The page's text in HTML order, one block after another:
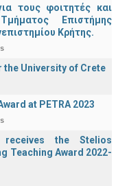
τους φοιτητές και
Επιστήμης
Κρήτης.
University of Crete
at PETRA 2023
the Stelios
Teaching Award 2022-